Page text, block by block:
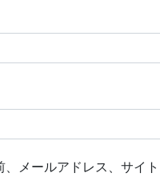
メールアドレス、サイト